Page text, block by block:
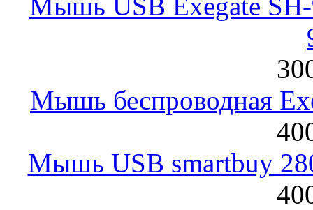
Мышь беспроводная
Мышь USB smartbuy